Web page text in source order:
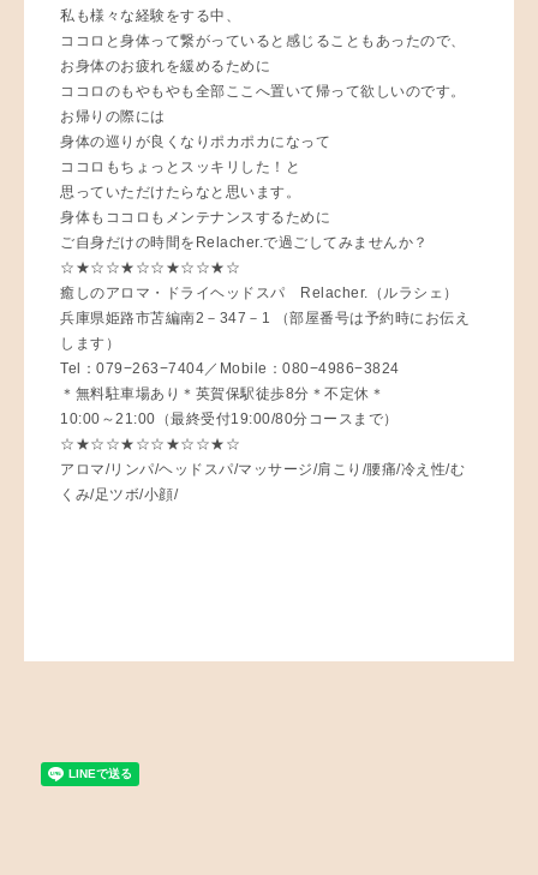
私も様々な経験をする中、
ココロと身体って繋がっていると感じることもあったので、
お身体のお疲れを緩めるために
ココロのもやもやも全部ここへ置いて帰って欲しいのです。
お帰りの際には
身体の巡りが良くなりポカポカになって
ココロもちょっとスッキリした！と
思っていただけたらなと思います。
身体もココロもメンテナンスするために
ご自身だけの時間をRelacher.で過ごしてみませんか？
☆★☆☆★☆☆★☆☆★☆
癒しのアロマ・ドライヘッドスパ Relacher.（ルラシェ）
兵庫県姫路市苫編南2－347－1 （部屋番号は予約時にお伝え
します）
Tel：079−263−7404／Mobile：080−4986−3824
＊無料駐車場あり＊英賀保駅徒歩8分＊不定休＊
10:00～21:00（最終受付19:00/80分コースまで）
☆★☆☆★☆☆★☆☆★☆
アロマ/リンパ/ヘッドスパ/マッサージ/肩こり/腰痛/冷え性/む
くみ/足ツボ/小顔/